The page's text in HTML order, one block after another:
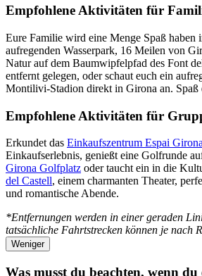
Empfohlene Aktivitäten für
Eure Familie wird eine Menge Spaß haben
aufregenden Wasserpark, 16 Meilen von
Natur auf dem Baumwipfelpfad des Font
entfernt gelegen, oder schaut euch ein
Montilivi-Stadion direkt in Girona an. Spaß
Empfohlene Aktivitäten für
Erkundet das Einkaufszentrum Espai Girona
Einkaufserlebnis, genießt eine Golfrunde
Girona Golfplatz oder taucht ein in die
del Castell, einem charmanten Theater,
und romantische Abende.
*Entfernungen werden in einer geraden
tatsächliche Fahrtstrecken können je nach
Weniger
Was musst du beachten, wenn